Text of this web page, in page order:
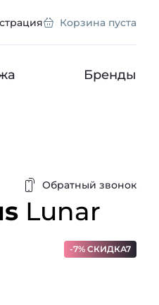
Корзина пуста
Бренды
Обратный звонок
Lunar
-7% СКИДКА7